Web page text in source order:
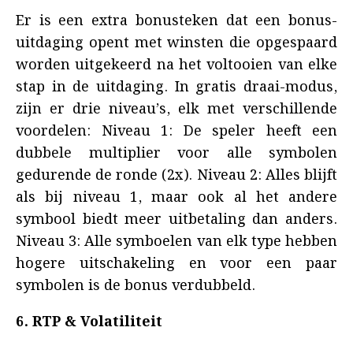
Er is een extra bonusteken dat een bonus-
uitdaging opent met winsten die opgespaard
worden uitgekeerd na het voltooien van elke
stap in de uitdaging. In gratis draai-modus,
zijn er drie niveau’s, elk met verschillende
voordelen: Niveau 1: De speler heeft een
dubbele multiplier voor alle symbolen
gedurende de ronde (2x). Niveau 2: Alles blijft
als bij niveau 1, maar ook al het andere
symbool biedt meer uitbetaling dan anders.
Niveau 3: Alle symboelen van elk type hebben
hogere uitschakeling en voor een paar
symbolen is de bonus verdubbeld.
6. RTP & Volatiliteit